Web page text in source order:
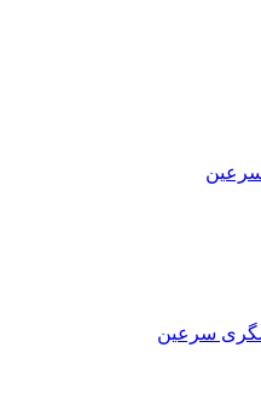
سرعین